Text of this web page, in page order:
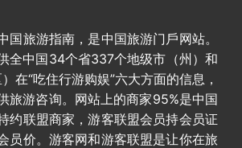
国旅游指南，是中国旅游门戶网站。
全中国34个省337个地级市（州）和
在“吃住行游购娱”六大方面的信息，
旅游咨询。网站上的商家95%是中国
约联盟商家，游客联盟会员持会员证
员价。游客网和游客联盟是让你在旅